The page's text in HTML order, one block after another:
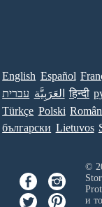
English Español
עברית العَرَبِيَّة हिन्दी
Türkçe Polski
български Lietuvos
©
и